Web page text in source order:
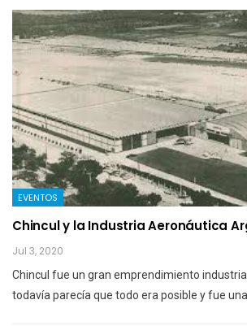
EVENTOS
Chincul y la Industria Aeronáutica
Jul 3, 2020
Chincul fue un gran emprendimiento
todavía parecía que todo era posible y fue una